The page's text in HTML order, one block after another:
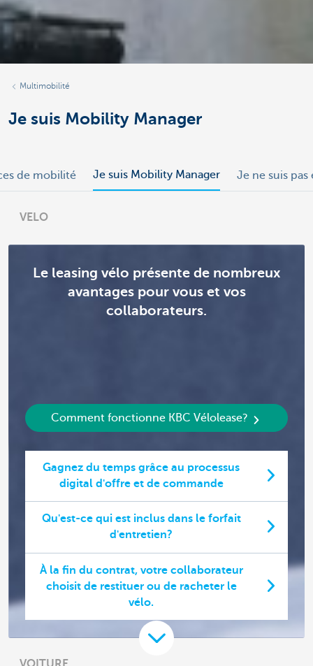
Multimobilité
Je suis Mobility Manager
de mobilité Je suis Mobility Manager Je ne suis
VELO
Le leasing vélo présente de nombreux
avantages pour vous et vos
collaborateurs.
Comment fonctionne KBC Vélolease?
Gagnez du temps grâce au processus
digital d'offre et de commande
Qu'est-ce qui est inclus dans le forfait
d'entretien?
À la fin du contrat, votre collaborateur
choisit de restituer ou de racheter le
vélo.